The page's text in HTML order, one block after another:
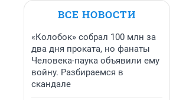
ВСЕ НОВОСТИ
«Колобок» собрал 100 млн за
два дня проката, но фанаты
Человека-паука объявили ему
войну. Разбираемся в
скандале